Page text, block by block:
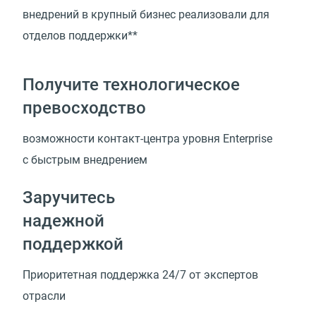
внедрений в крупный бизнес реализовали для
отделов поддержки**
Получите технологическое
превосходство
возможности контакт-центра уровня Enterprise
с быстрым внедрением
Заручитесь
надежной
поддержкой
Приоритетная поддержка 24/7 от экспертов
отрасли